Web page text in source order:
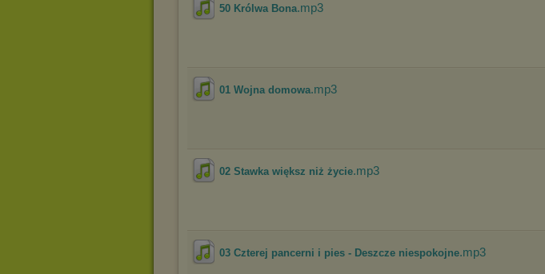
(dostosowanie reklam do Twoich
Wyrażenie sprzeciwu
będzie dopasowana do Twoich
Istnieje możliwość zmiany
sposób uniemożliwiający
urządzeniu końcowym.
Pełną informację na ten
50 Królwa Bona.mp3
01 Wojna domowa.mp3
02 Stawka większ niż życie.mp3
03 Czterej pancerni i pies - Deszcze niespokojne.mp3